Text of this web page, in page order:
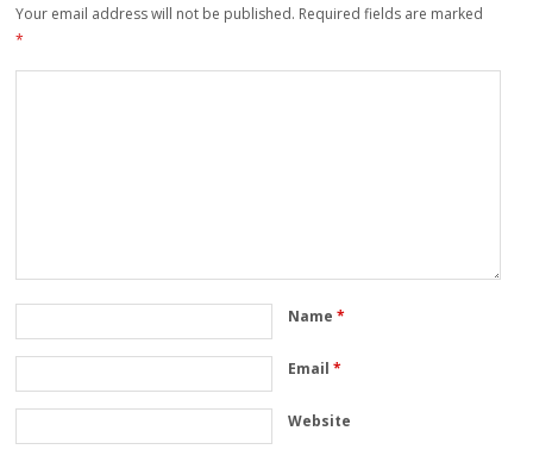
Your email address will not be published. Required fields are marked
*
Name*
Email*
Website